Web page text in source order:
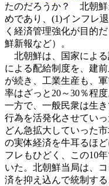
たのだろうか？ 北朝鮮
めであり、(1)インフレ
く経済管理強化が目的
鮮新報など）。
北朝鮮は、国家による
による配給制度を、建
が続き、工業生産も、
率はざっと20～30％程
一方で、一般民衆は生
行為を活発化させてい
どん急拡大していった
の実体経済を牛耳るほ
フレもひどく、この10
いた。北朝鮮当局は、
済を抑え込んで統制す